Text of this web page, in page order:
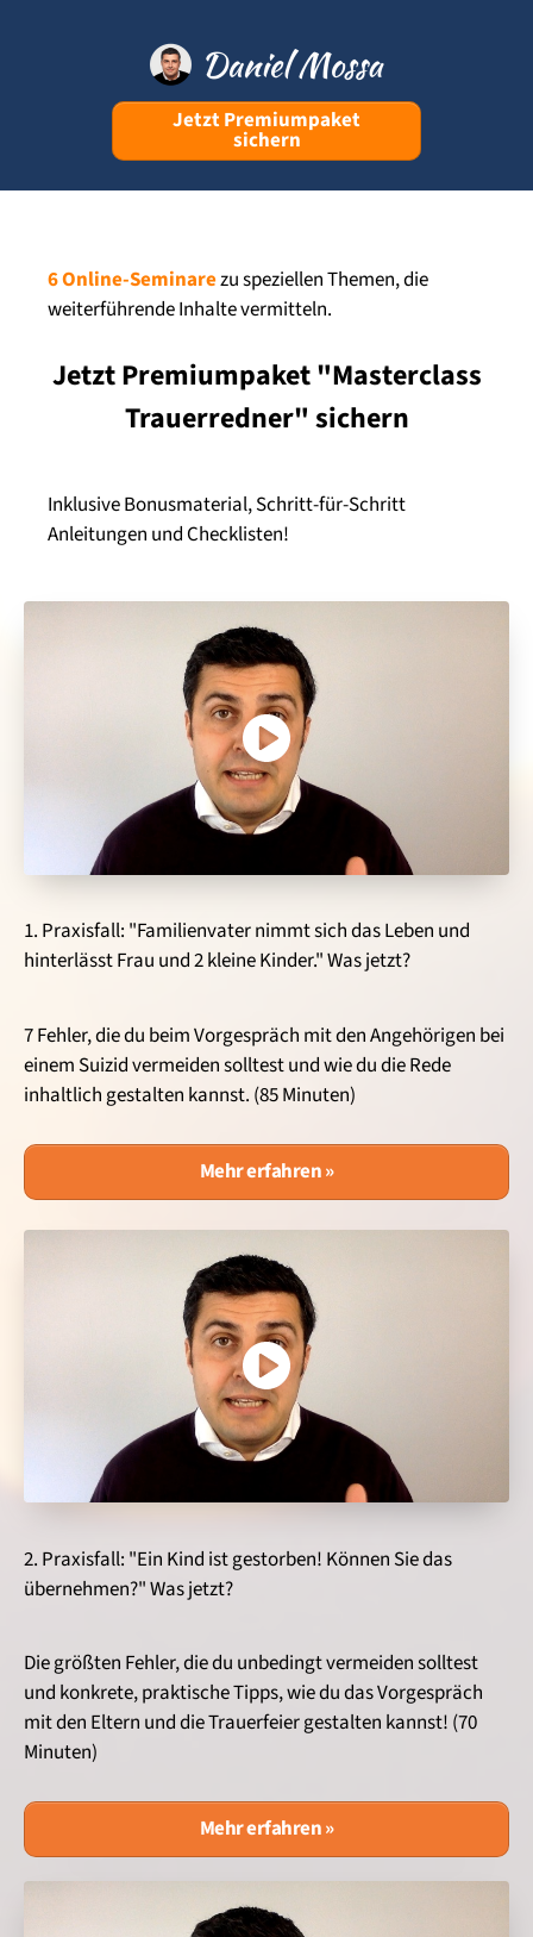
Jetzt Premiumpaket
sichern
6 Online-Seminarezu speziellen Themen, die
weiterführende Inhalte vermitteln.
Jetzt Premiumpaket "Masterclass
Trauerredner" sichern
Inklusive Bonusmaterial, Schritt-für-Schritt
Anleitungen und Checklisten!
1. Praxisfall: "Familienvater nimmt sich das Leben und
hinterlässt Frau und 2 kleine Kinder." Was jetzt?
7 Fehler, die du beim Vorgespräch mit den Angehörigen bei
einem Suizid vermeiden solltest und wie du die Rede
inhaltlich gestalten kannst. (85 Minuten)
Mehr erfahren »
2. Praxisfall: "Ein Kind ist gestorben! Können Sie das
übernehmen?" Was jetzt?
Die größten Fehler, die du unbedingt vermeiden solltest
und konkrete, praktische Tipps, wie du das Vorgespräch
mit den Eltern und die Trauerfeier gestalten kannst! (70
Minuten)
Mehr erfahren »